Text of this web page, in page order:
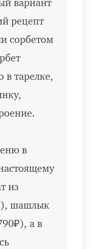
вариант
рецепт
сорбетом
в тарелке,
в
из
шашлык
а в